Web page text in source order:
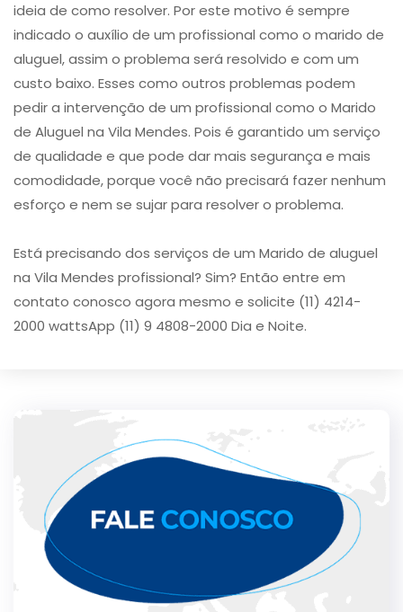
ideia de como resolver. Por este motivo é sempre
indicado o auxílio de um profissional como o marido de
aluguel, assim o problema será resolvido e com um
custo baixo. Esses como outros problemas podem
pedir a intervenção de um profissional como o Marido
de Aluguel na Vila Mendes. Pois é garantido um serviço
de qualidade e que pode dar mais segurança e mais
comodidade, porque você não precisará fazer nenhum
esforço e nem se sujar para resolver o problema.
Está precisando dos serviços de um Marido de aluguel
na Vila Mendes profissional? Sim? Então entre em
contato conosco agora mesmo e solicite (11) 4214-
2000 wattsApp (11) 9 4808-2000 Dia e Noite.